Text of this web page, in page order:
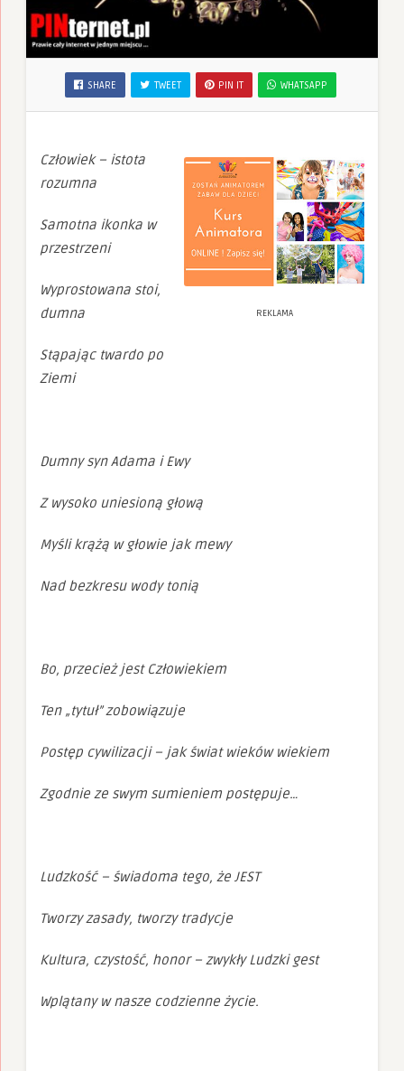
SHARE TWEET PIN IT WHATSAPP
REKLAMA
Człowiek – istota
rozumna
Samotna ikonka w
przestrzeni
Wyprostowana stoi,
dumna
Stąpając twardo po
Ziemi
Dumny syn Adama i Ewy
Z wysoko uniesioną głową
Myśli krążą w głowie jak mewy
Nad bezkresu wody tonią
Bo, przecież jest Człowiekiem
Ten „tytuł” zobowiązuje
Postęp cywilizacji – jak świat wieków wiekiem
Zgodnie ze swym sumieniem postępuje…
Ludzkość – świadoma tego, że JEST
Tworzy zasady, tworzy tradycje
Kultura, czystość, honor – zwykły Ludzki gest
Wplątany w nasze codzienne życie.